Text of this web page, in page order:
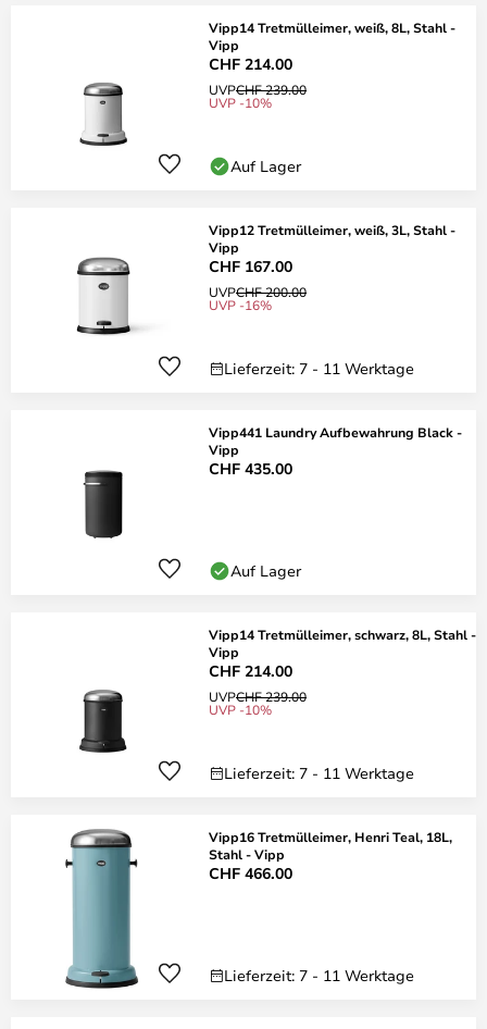
Vipp14 Tretmülleimer, weiß, 8L, Stahl -
Vipp
CHF 214.00
UVPCHF 239.00
UVP -10%
Auf Lager
Vipp12 Tretmülleimer, weiß, 3L, Stahl -
Vipp
CHF 167.00
UVPCHF 200.00
UVP -16%
Lieferzeit: 7 - 11 Werktage
Vipp441 Laundry Aufbewahrung Black -
Vipp
CHF 435.00
Auf Lager
Vipp14 Tretmülleimer, schwarz, 8L, Stahl -
Vipp
CHF 214.00
UVPCHF 239.00
UVP -10%
Lieferzeit: 7 - 11 Werktage
Vipp16 Tretmülleimer, Henri Teal, 18L,
Stahl - Vipp
CHF 466.00
Lieferzeit: 7 - 11 Werktage